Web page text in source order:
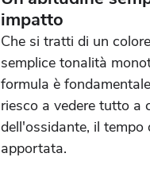
impatto
Che si tratti di un
semplice tonalità
formula è
riesco a vedere tutto a
dell'ossidante, il
apportata.